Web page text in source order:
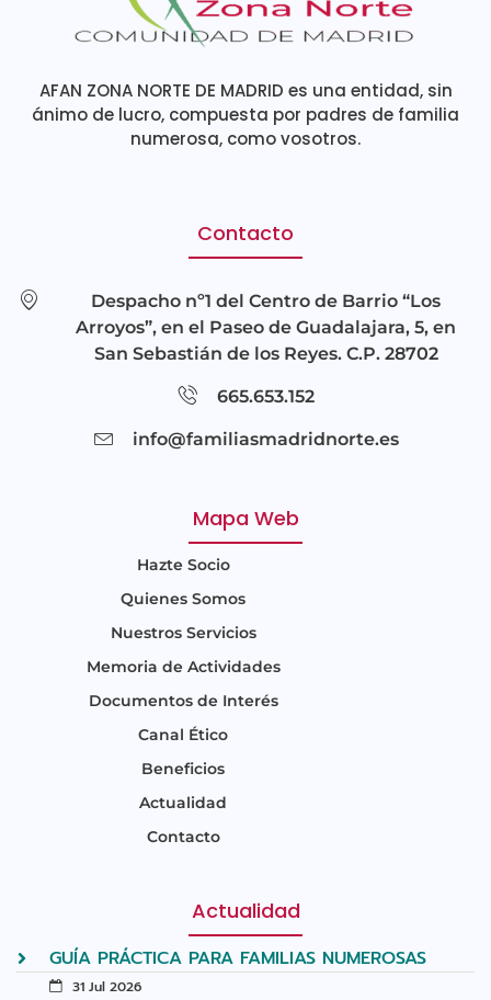
AFAN ZONA NORTE DE MADRID es una entidad, sin
ánimo de lucro, compuesta por padres de familia
numerosa, como vosotros.
Contacto
Despacho nº1 del Centro de Barrio “Los
Arroyos”, en el Paseo de Guadalajara, 5, en
San Sebastián de los Reyes. C.P. 28702
665.653.152
info@familiasmadridnorte.es
Mapa Web
Hazte Socio
Quienes Somos
Nuestros Servicios
Memoria de Actividades
Documentos de Interés
Canal Ético
Beneficios
Actualidad
Contacto
Actualidad
GUÍA PRÁCTICA PARA FAMILIAS NUMEROSAS
31 Jul 2026